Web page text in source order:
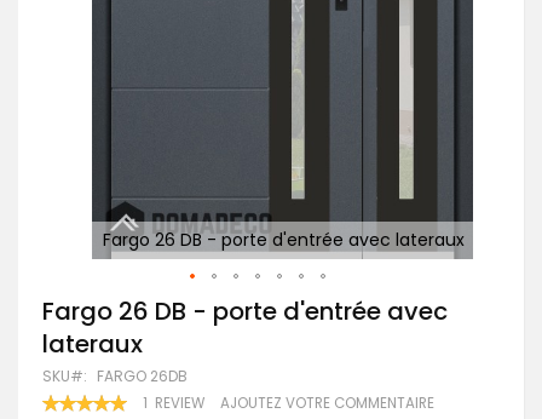
Fargo 26 DB - porte d'entrée avec lateraux
Passer
au
début
de
la
Galerie
Fargo 26 DB - porte d'entrée avec
lateraux
SKU FARGO 26DB
RATING: 1 REVIEW AJOUTEZ VOTRE COMMENTAIRE